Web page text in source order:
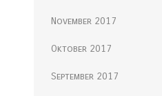
November 2017
Oktober 2017
September 2017